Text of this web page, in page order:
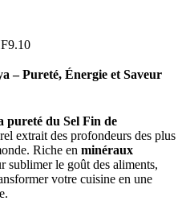
9.10
– Pureté, Énergie et Saveur
pureté du Sel Fin de
extrait des profondeurs des plus
Riche en minéraux
sublimer le goût des aliments,
votre cuisine en une